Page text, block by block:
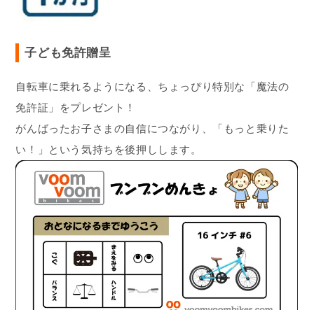
子ども免許贈呈
自転車に乗れるようになる、ちょっぴり特別な「魔法の
免許証」をプレゼント！
がんばったお子さまの自信につながり、「もっと乗りた
い！」という気持ちを後押しします。